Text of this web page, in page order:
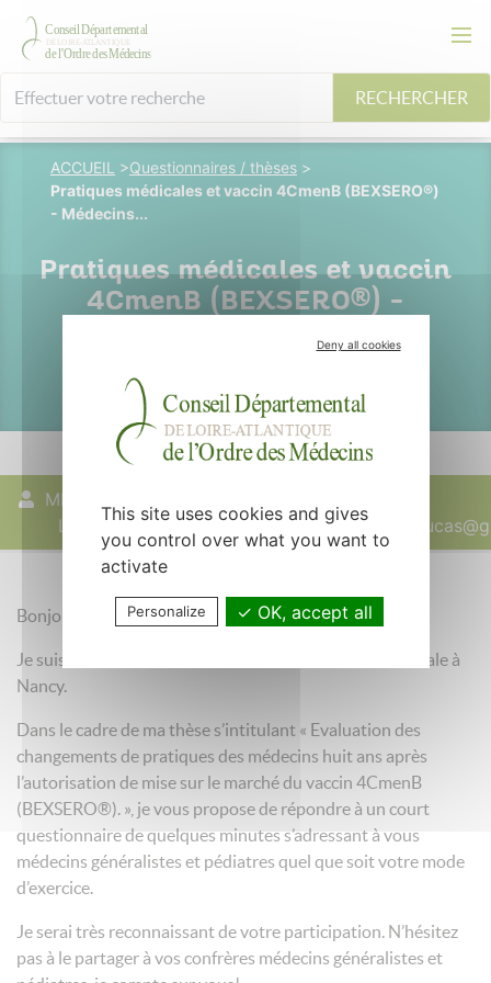
RECHERCHER
ACCUEIL >Questionnaires / thèses >
Pratiques médicales et vaccin 4CmenB (BEXSERO®)
- Médecins...
Pratiques médicales et vaccin
4CmenB (BEXSERO®) -
METZINGER
Lucas
Bonjour,
Je suis METZINGER Lucas, interne en Médecine Générale à
Nancy.
Dans le cadre de ma thèse s’intitulant « Evaluation des
changements de pratiques des médecins huit ans après
l’autorisation de mise sur le marché du vaccin 4CmenB
(BEXSERO®). », je vous propose de répondre à un court
questionnaire de quelques minutes s’adressant à vous
médecins généralistes et pédiatres quel que soit votre mode
d’exercice.
Je serai très reconnaissant de votre participation. N’hésitez
pas à le partager à vos confrères médecins généralistes et
Deny all cookies
This site uses cookies and gives
you control over what you want to
activate
Personalize OK, accept all